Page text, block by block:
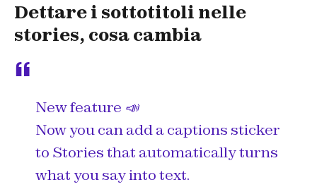
Dettare i sottotitoli nelle
stories, cosa cambia
New feature 📣
Now you can add a captions sticker
to Stories that automatically turns
what you say into text.